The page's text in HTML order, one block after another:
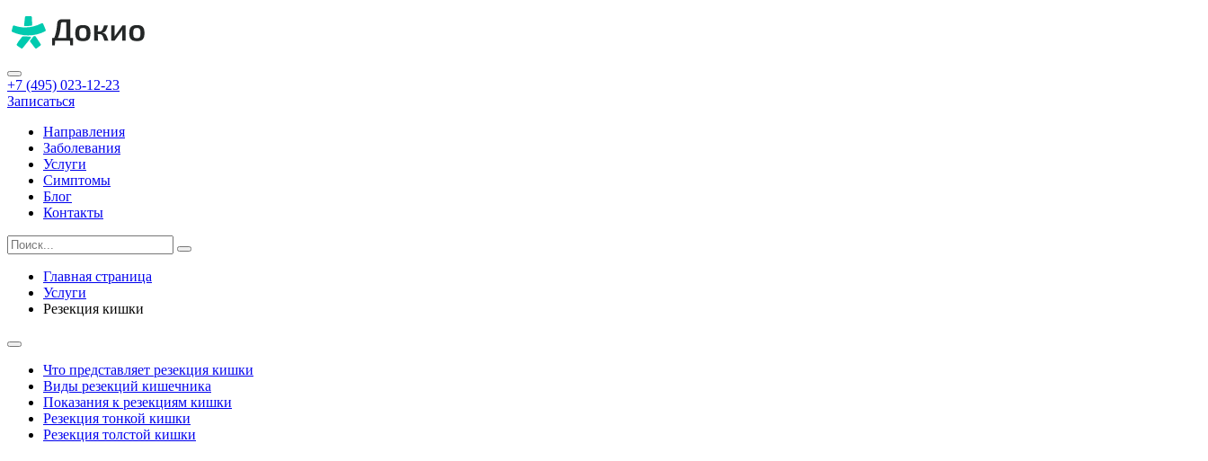
+7 (495) 023-12-23
Записаться
Направления
Заболевания
Услуги
Симптомы
Блог
Контакты
Главная страница
Услуги
Резекция кишки
Что представляет резекция кишки
Виды резекций кишечника
Показания к резекциям кишки
Резекция тонкой кишки
Резекция толстой кишки